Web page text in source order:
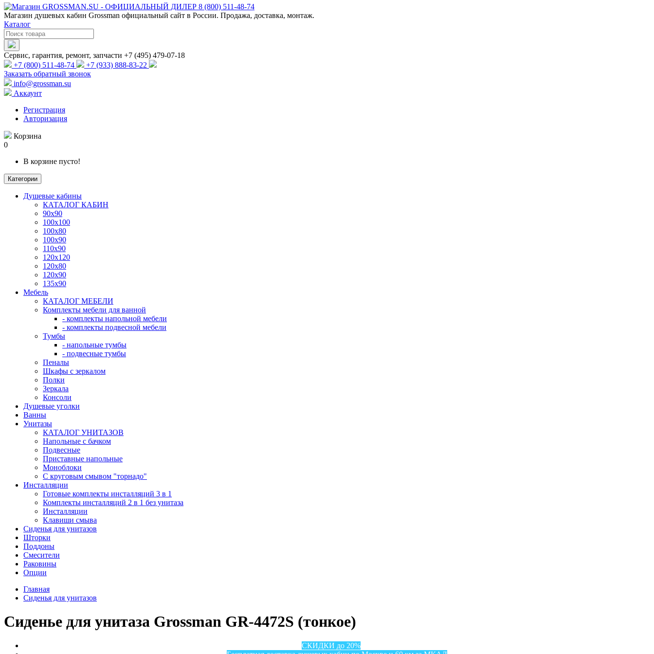
Магазин душевых кабин Grossman официальный сайт в России. Продажа, доставка, монтаж.
Каталог
Сервис, гарантия, ремонт, запчасти +7 (495) 479-07-18
+7 (800) 511-48-74
+7 (933) 888-83-22
Заказать обратный звонок
info@grossman.su
Аккаунт
Регистрация
Авторизация
Корзина
0
В корзине пусто!
Категории
Душевые кабины
КАТАЛОГ КАБИН
90x90
100x100
100x80
100x90
110x90
120x120
120x80
120x90
135x90
Мебель
КАТАЛОГ МЕБЕЛИ
Комплекты мебели для ванной
- комплекты напольной мебели
- комплекты подвесной мебели
Тумбы
- напольные тумбы
- подвесные тумбы
Пеналы
Шкафы с зеркалом
Полки
Зеркала
Консоли
Душевые уголки
Ванны
Унитазы
КАТАЛОГ УНИТАЗОВ
Напольные с бачком
Подвесные
Приставные напольные
Моноблоки
С круговым смывом "торнадо"
Инсталляции
Готовые комплекты инсталляций 3 в 1
Комплекты инсталляций 2 в 1 без унитаза
Инсталляции
Клавиши смыва
Сиденья для унитазов
Шторки
Поддоны
Смесители
Раковины
Опции
Главная
Сиденья для унитазов
Сиденье для унитаза Grossman GR-4472S (тонкое)
СКИДКИ до 20%